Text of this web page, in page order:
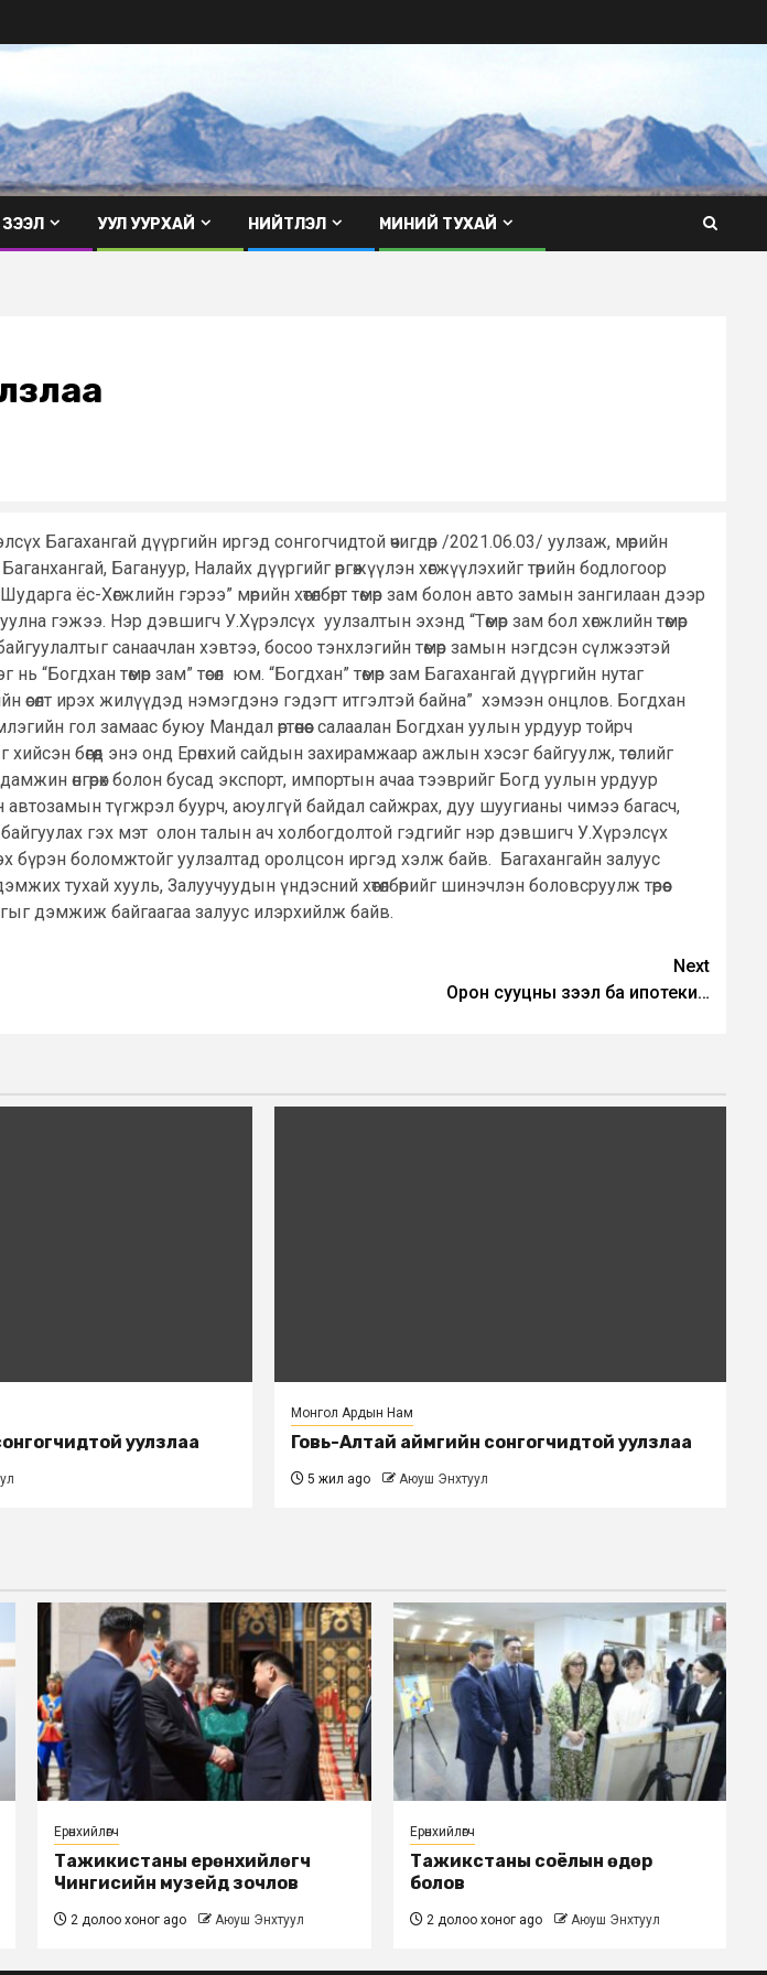
УУЛ УУРХАЙ НИЙТЛЭЛ МИНИЙ ТУХАЙ
Багахангай дүүргийн иргэд сонгогчидтой өчигдөр /2021.06.03/ уулзаж, мөрийн
Багануур, Налайх дүүргийг өргөжүүлэн хөгжүүлэхийг төрийн бодлогоор
ёс-Хөгжлийн гэрээ” мөрийн хөтөлбөрт төмөр зам болон авто замын зангилаан дээр
гэжээ. Нэр дэвшигч У.Хүрэлсүх уулзалтын эхэнд “Төмөр зам бол хөгжлийн төмөр
санаачлан хэвтээ, босоо тэнхлэгийн төмөр замын нэгдсэн сүлжээтэй
“Богдхан төмөр зам” төсөл юм. “Богдхан” төмөр зам Багахангай дүүргийн нутаг
өсөлт ирэх жилүүдэд нэмэгдэнэ гэдэгт итгэлтэй байна” хэмээн онцлов. Богдхан
гол замаас буюу Мандал өртөөнөөс салаалан Богдхан уулын урдуур тойрч
бөгөөд энэ онд Ерөнхий сайдын захирамжаар ажлын хэсэг байгуулж, төслийг
дамжин өнгөрөх болон бусад экспорт, импортын ачаа тээврийг Богд уулын урдуур
түгжрэл буурч, аюулгүй байдал сайжрах, дуу шуугианы чимээ багасч,
гэх мэт олон талын ач холбогдолтой гэдгийг нэр дэвшигч У.Хүрэлсүх
бүрэн боломжтойг уулзалтад оролцсон иргэд хэлж байв. Багахангайн залуус
тухай хууль, Залуучуудын үндэсний хөтөлбөрийг шинэчлэн боловсруулж төрөөс
дэмжиж байгаагаа залуус илэрхийлж байв.
Next
Орон сууцны зээл ба ипотеки…
уулзлаа
Монгол Ардын Нам
Говь-Алтай аймгийн сонгогчидтой уулзлаа
5 жил ago Аюуш Энхтуул
Ерөнхийлөгч
Тажикистаны ерөнхийлөгч
Чингисийн музейд зочлов
2 долоо хоног ago Аюуш Энхтуул
Ерөнхийлөгч
Тажикстаны соёлын өдөр
болов
2 долоо хоног ago Аюуш Энхтуул